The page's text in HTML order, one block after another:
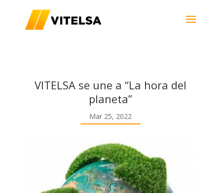
VITELSA se une a “La hora del
planeta”
Mar 25, 2022